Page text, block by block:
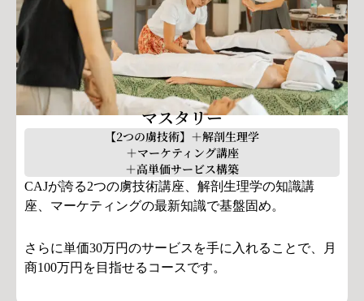
マスタリー
【2つの虜技術】＋解剖生理学
＋マーケティング講座
＋高単価サービス構築
CAJが誇る2つの虜技術講座、解剖生理学の知識講
座、マーケティングの最新知識で基盤固め。
さらに単価30万円のサービスを手に入れることで、月
商100万円を目指せるコースです。